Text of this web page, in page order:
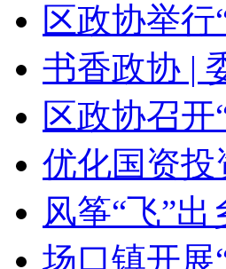
区政协举
书香政协 |
区政协召开
优化国资投
风筝“飞”
场口镇开展